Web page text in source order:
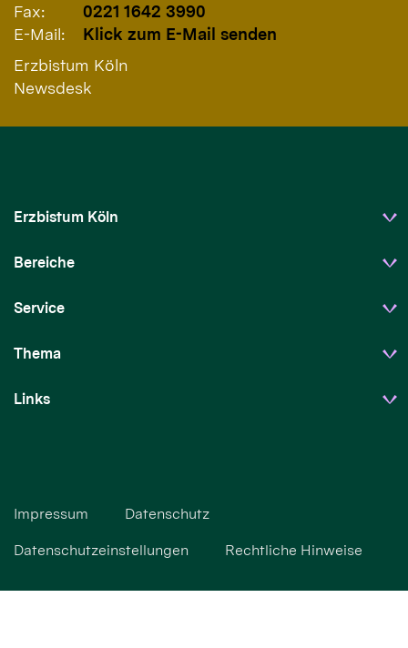
Fax:
0221 1642 3990
E-Mail:
Klick zum E-Mail senden
Erzbistum Köln
Newsdesk
Erzbistum Köln
Bereiche
Service
Thema
Links
Impressum Datenschutz
Datenschutzeinstellungen Rechtliche Hinweise